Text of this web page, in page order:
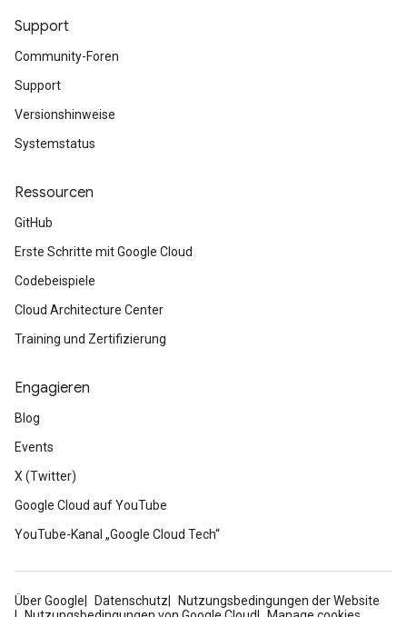
Support
Community-Foren
Support
Versionshinweise
Systemstatus
Ressourcen
GitHub
Erste Schritte mit Google Cloud
Codebeispiele
Cloud Architecture Center
Training und Zertifizierung
Engagieren
Blog
Events
X (Twitter)
Google Cloud auf YouTube
YouTube-Kanal „Google Cloud Tech“
Über Google Datenschutz
Nutzungsbedingungen der Website